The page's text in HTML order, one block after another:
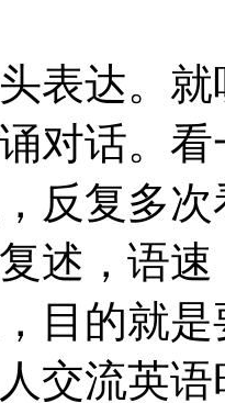
表达。
对话。
反复多
述，语
目的就
交流英